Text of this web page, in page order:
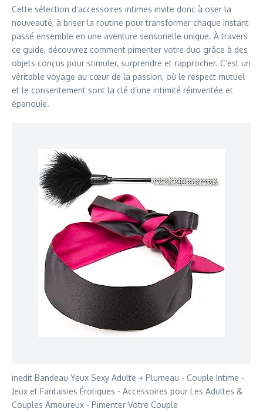
Cette sélection d’accessoires intimes invite donc à oser la
nouveauté, à briser la routine pour transformer chaque instant
passé ensemble en une aventure sensorielle unique. À travers
ce guide, découvrez comment pimenter votre duo grâce à des
objets conçus pour stimuler, surprendre et rapprocher. C’est un
véritable voyage au cœur de la passion, où le respect mutuel
et le consentement sont la clé d’une intimité réinventée et
épanouie.
inedit Bandeau Yeux Sexy Adulte + Plumeau - Couple Intime -
Jeux et Fantaisies Érotiques - Accessoires pour Les Adultes &
Couples Amoureux - Pimenter Votre Couple